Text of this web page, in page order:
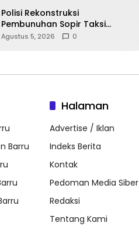
Polisi Rekonstruksi
Pembunuhan Sopir Taksi
Online di Maros, Tersangka
Agustus 5, 2026 0
Barru
Halaman
Advertise / Iklan
Indeks Berita
Kontak
Pedoman Media Siber
Redaksi
Tentang Kami